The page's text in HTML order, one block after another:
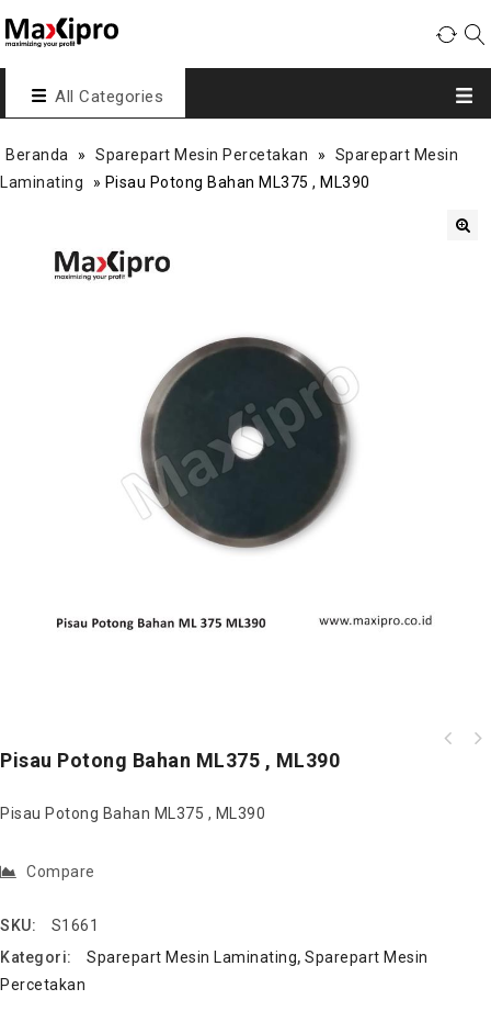
All Categories
Beranda » Sparepart Mesin Percetakan »
Sparepart Mesin
Laminating
» Pisau Potong Bahan ML375 , ML390
Pisau Potong Bahan ML375 , ML390
Pisau Potong Bahan ML375 , ML390
Compare
SKU:
S1661
Kategori:
Sparepart Mesin Laminating, Sparepart Mesin
Percetakan